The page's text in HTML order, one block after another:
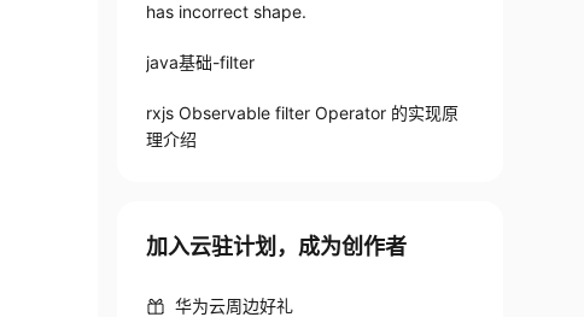
has incorrect shape.
java基础-filter
rxjs Observable filter Operator 的实现原
理介绍
加入云驻计划，成为创作者
华为云周边好礼